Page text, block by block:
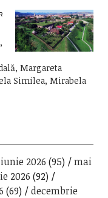
Margareta
Similea, Mirabela
iunie 2026 (95)
mai
2026 (92)
(69)
decembrie